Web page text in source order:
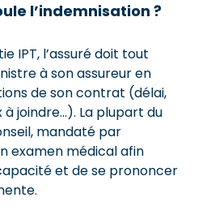
l’indemnisation ?
IPT, l’assuré doit tout
à son assureur en
de son contrat (délai,
joindre…). La plupart du
mandaté par
examen médical afin
et de se prononcer